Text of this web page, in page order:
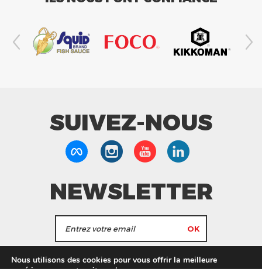
SUIVEZ-NOUS
NEWSLETTER
J'accepte de recevoir les actualités et les
Nous utilisons des cookies pour vous offrir la meilleure